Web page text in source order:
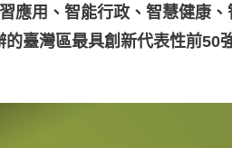
應用、智能行政、智慧健康
臺灣區最具創新代表性前50